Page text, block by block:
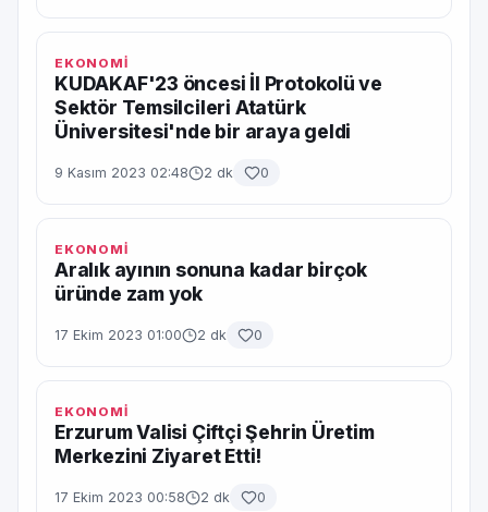
EKONOMİ
KUDAKAF'23 öncesi İl Protokolü ve
Sektör Temsilcileri Atatürk
Üniversitesi'nde bir araya geldi
9 Kasım 2023 02:48 2 dk 0
EKONOMİ
Aralık ayının sonuna kadar birçok
üründe zam yok
17 Ekim 2023 01:00 2 dk 0
EKONOMİ
Erzurum Valisi Çiftçi Şehrin Üretim
Merkezini Ziyaret Etti!
17 Ekim 2023 00:58 2 dk 0